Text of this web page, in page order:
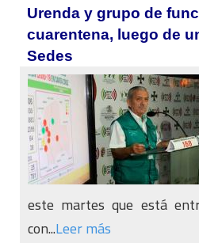
Urenda y grupo de
cuarentena, luego de
Sedes
este martes que está
con...Leer más